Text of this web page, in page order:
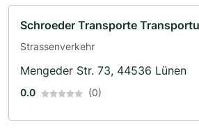
Schroeder Transporte
Strassenverkehr
Mengeder Str. 73, 44536 Lünen
0.0 (0)